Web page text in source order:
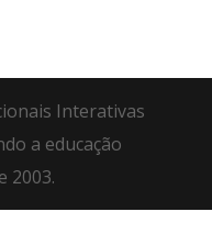
Interativas
a educação
2003.